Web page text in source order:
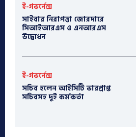
ই-গভর্নেন্স
সাইবার নিরাপত্তা জোরদারে
সিআইআরএস ও এনআরএস
উদ্বোধন
ই-গভর্নেন্স
সচিব হলেন আইসিটি ভারপ্রাপ্ত
সচিবসহ দুই কর্মকর্তা